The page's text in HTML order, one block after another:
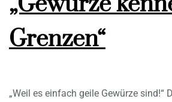
Grenzen“
„Weil es einfach geile Gewürze sind!“